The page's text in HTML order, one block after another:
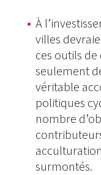
À
villes
ces outils
seulement
véritable
politiques
nombre
surmontés.